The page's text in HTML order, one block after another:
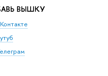
ВЫШКУ